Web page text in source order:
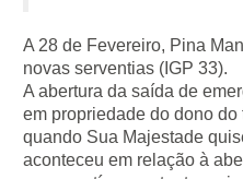
A 28 de Fevereiro, Pina
novas serventias (IGP 33).
A abertura da saída de
em propriedade do dono
quando Sua Majestade
aconteceu em relação à